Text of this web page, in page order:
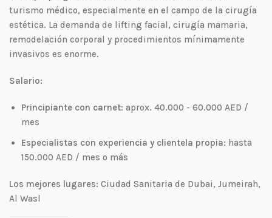
turismo médico, especialmente en el campo de la cirugía
estética. La demanda de lifting facial, cirugía mamaria,
remodelación corporal y procedimientos mínimamente
invasivos es enorme.
Salario:
Principiante con carnet: aprox. 40.000 - 60.000 AED /
mes
Especialistas con experiencia y clientela propia: hasta
150.000 AED / mes o más
Los mejores lugares: Ciudad Sanitaria de Dubai, Jumeirah,
Al Wasl